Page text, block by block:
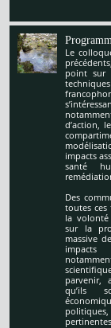
Le
point sur
d’action,
impacts
santé
Des
toutes ces
la
sur la
massive
parvenir,
qu’ils